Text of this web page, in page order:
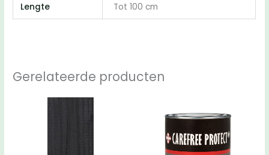
Lengte Tot 100 cm
Gerelateerde producten